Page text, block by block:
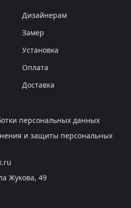
Дизайнерам
Замер
Установка
Оплата
Доставка
персональных данных
и защиты персональных
Жукова, 49